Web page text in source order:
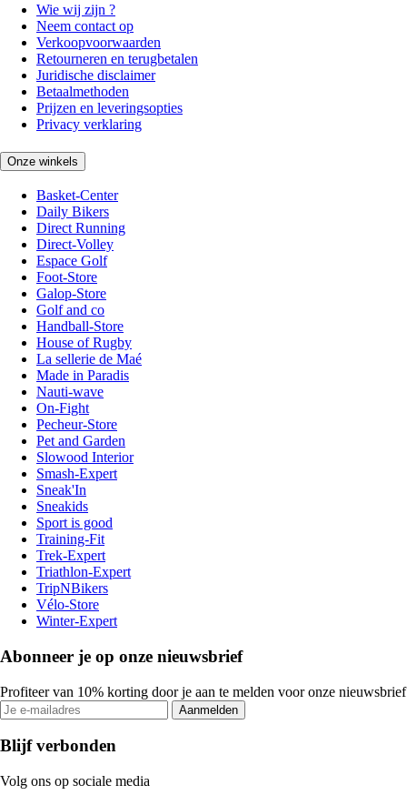
Wie wij zijn ?
Neem contact op
Verkoopvoorwaarden
Retourneren en terugbetalen
Juridische disclaimer
Betaalmethoden
Prijzen en leveringsopties
Privacy verklaring
Onze winkels
Basket-Center
Daily Bikers
Direct Running
Direct-Volley
Espace Golf
Foot-Store
Galop-Store
Golf and co
Handball-Store
House of Rugby
La sellerie de Maé
Made in Paradis
Nauti-wave
On-Fight
Pecheur-Store
Pet and Garden
Slowood Interior
Smash-Expert
Sneak'In
Sneakids
Sport is good
Training-Fit
Trek-Expert
Triathlon-Expert
TripNBikers
Vélo-Store
Winter-Expert
Abonneer je op onze nieuwsbrief
Profiteer van 10% korting door je aan te melden voor onze nieuwsbrief
Aanmelden
Blijf verbonden
Volg ons op sociale media